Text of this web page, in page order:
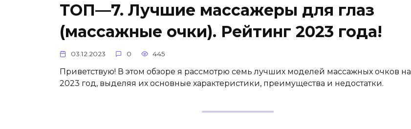
ТОП—7. Лучшие массажеры для глаз
(массажные очки). Рейтинг 2023 года!
03.12.2023 0 445
Приветствую! В этом обзоре я рассмотрю семь лучших моделей массажных очков на
2023 год, выделяя их основные характеристики, преимущества и недостатки.